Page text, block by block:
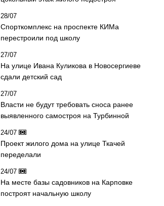
28/07
Спорткомплекс на проспекте КИМа
перестроили под школу
27/07
На улице Ивана Куликова в Новосергиеве
сдали детский сад
27/07
Власти не будут требовать сноса ранее
выявленного самостроя на Турбинной
24/07
Проект жилого дома на улице Ткачей
переделали
24/07
На месте базы садовников на Карповке
построят начальную школу